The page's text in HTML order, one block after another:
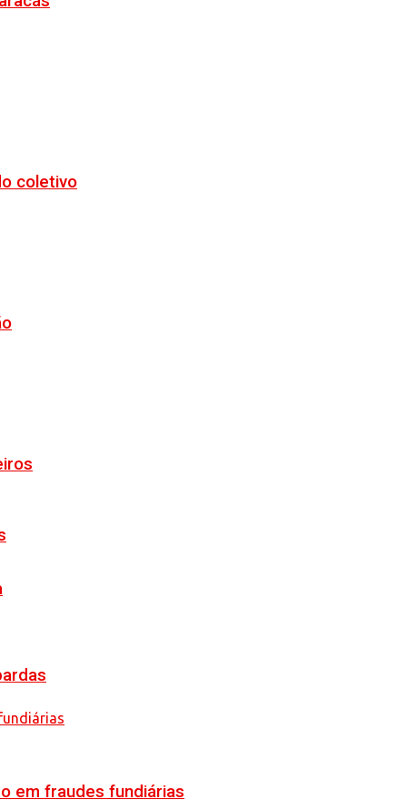
em fraudes fundiárias
coletivo